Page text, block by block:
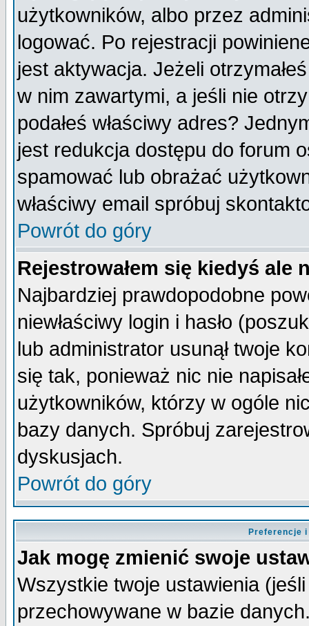
użytkowników, albo przez
logować. Po rejestracji
jest aktywacja. Jeżeli
w nim zawartymi, a jeśli nie
podałeś właściwy adres?
jest redukcja dostępu do forum
spamować lub obrażać
właściwy email spróbuj
Powrót do góry
Rejestrowałem się kiedyś ale
Najbardziej prawdopodobne
niewłaściwy login i hasło
lub administrator usunął twoje
się tak, ponieważ nic nie
użytkowników, którzy w ogóle
bazy danych. Spróbuj
dyskusjach.
Powrót do góry
Preferencje
Jak mogę zmienić swoje
Wszystkie twoje ustawienia
przechowywane w bazie